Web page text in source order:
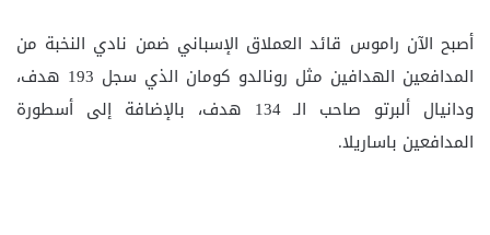
أصبح الآن راموس قائد العملاق الإسباني ضمن نادي النخبة من
المدافعين الهدافين مثل رونالدو كومان الذي سجل 193 هدف،
ودانيال ألبرتو صاحب الـ 134 هدف، بالإضافة إلى أسطورة
المدافعين باساريلا.